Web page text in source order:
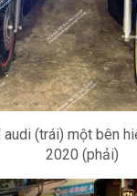
(trái) một bên
2020 (phải)